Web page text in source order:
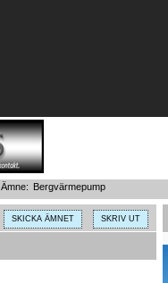
Ämne: Bergvärmepump
SKICKA ÄMNET SKRIV UT